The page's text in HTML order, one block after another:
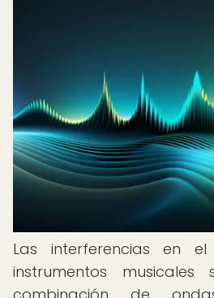
Las interferencias en
instrumentos